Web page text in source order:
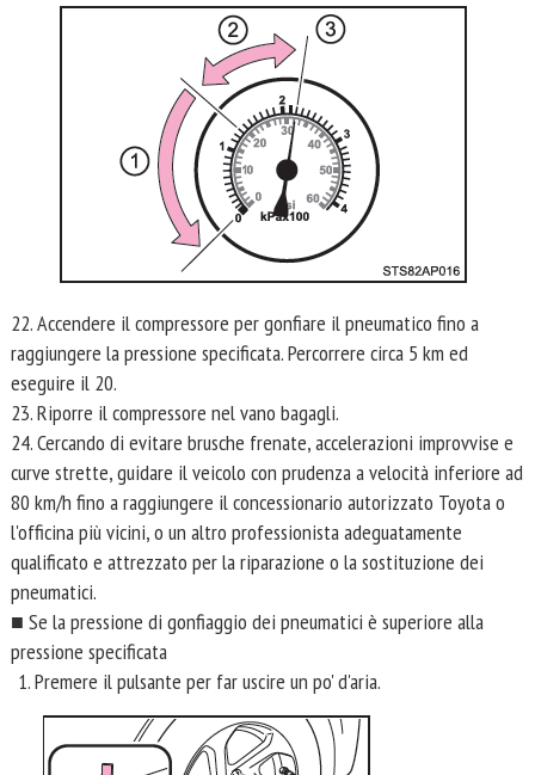
22. Accendere il compressore per gonfiare il pneumatico fino a
raggiungere la pressione specificata. Percorrere circa 5 km ed
eseguire il 20.
23. Riporre il compressore nel vano bagagli.
24. Cercando di evitare brusche frenate, accelerazioni improvvise e
curve strette, guidare il veicolo con prudenza a velocità inferiore ad
80 km/h fino a raggiungere il concessionario autorizzato Toyota o
l'officina più vicini, o un altro professionista adeguatamente
qualificato e attrezzato per la riparazione o la sostituzione dei
pneumatici.
■ Se la pressione di gonfiaggio dei pneumatici è superiore alla
pressione specificata
Premere il pulsante per far uscire un po' d'aria.